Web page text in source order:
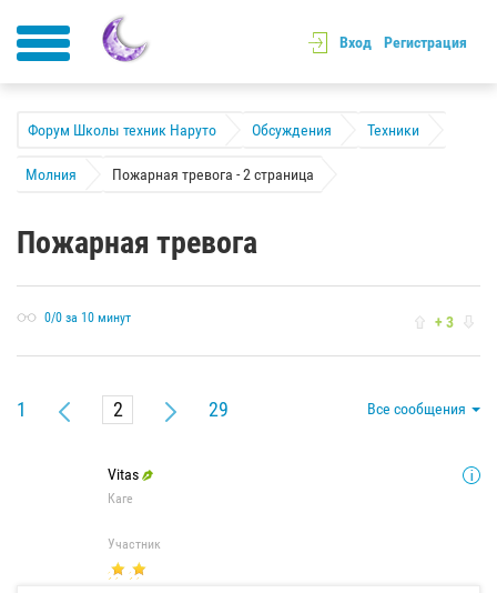
Вход Регистрация
Форум Школы техник Наруто Обсуждения Техники
Молния Пожарная тревога - 2 страница
Пожарная тревога
0/0 за 10 минут + 3
1 29 Все сообщения
Vitas
Каге
Участник